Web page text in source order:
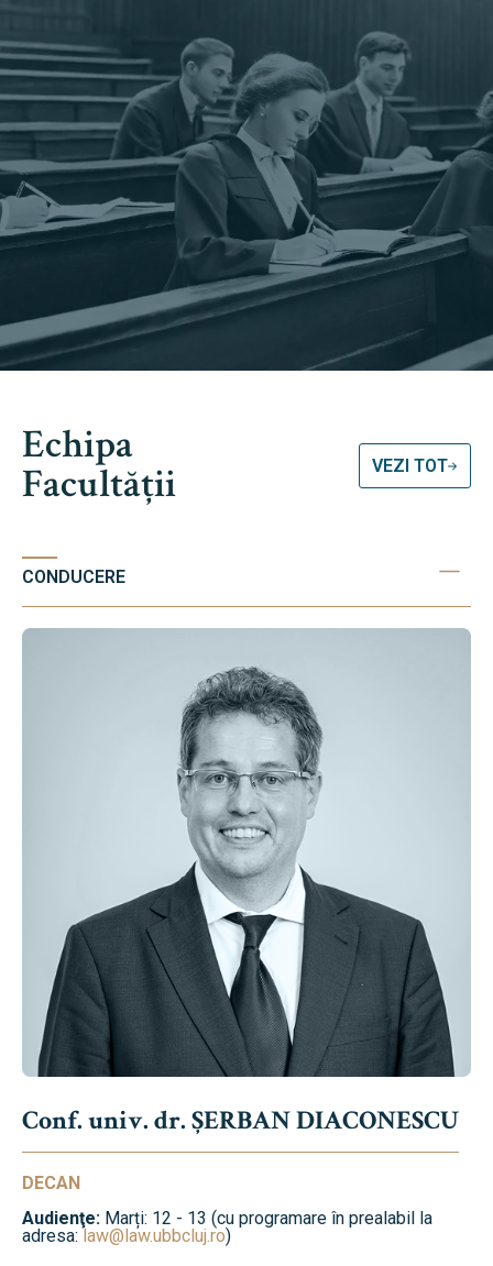
Echipa
Facultății VEZI TOT
CONDUCERE
Conf. univ. dr. ȘERBAN DIACONESCU
DECAN
Audienţe: Marți: 12 - 13 (cu programare în prealabil la
adresa:law@law.ubbcluj.ro)